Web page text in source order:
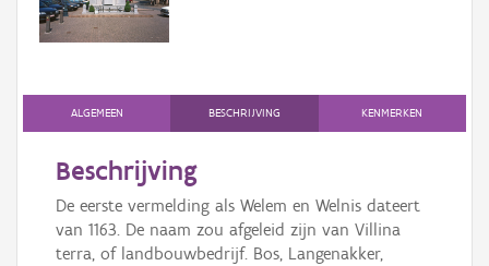
Downloads
AanmeldenALGEMEEN BESCHRIJVING KENMERKEN
Beschrijving
De eerste vermelding als Welem en Welnis dateert
van 1163. De naam zou afgeleid zijn van Villina
terra, of landbouwbedrijf. Bos, Langenakker,